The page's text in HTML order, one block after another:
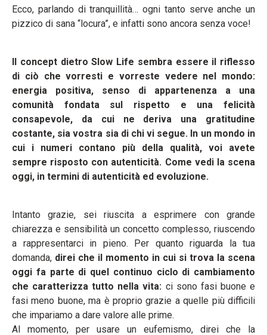
Ecco, parlando di tranquillità… ogni tanto serve anche un
pizzico di sana “locura”, e infatti sono ancora senza voce!
Il concept dietro Slow Life sembra essere il riflesso
di ciò che vorresti e vorreste vedere nel mondo:
energia positiva, senso di appartenenza a una
comunità fondata sul rispetto e una felicità
consapevole, da cui ne deriva una gratitudine
costante, sia vostra sia di chi vi segue. In un mondo in
cui i numeri contano più della qualità, voi avete
sempre risposto con autenticità. Come vedi la scena
oggi, in termini di autenticità ed evoluzione.
Intanto grazie, sei riuscita a esprimere con grande
chiarezza e sensibilità un concetto complesso, riuscendo
a rappresentarci in pieno. Per quanto riguarda la tua
domanda, direi che il momento in cui si trova la scena
oggi fa parte di quel continuo ciclo di cambiamento
che caratterizza tutto nella vita: ci sono fasi buone e
fasi meno buone, ma è proprio grazie a quelle più difficili
che impariamo a dare valore alle prime.
Al momento, per usare un eufemismo, direi che la